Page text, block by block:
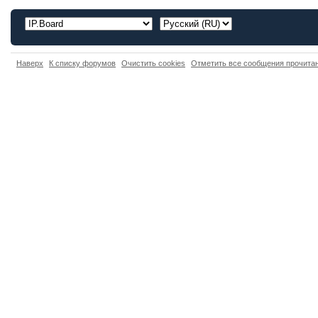
Наверх К списку форумов Очистить cookies Отметить все сообщения